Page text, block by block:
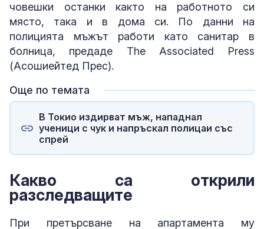
човешки останки както на работното си
място, така и в дома си. По данни на
полицията мъжът работи като санитар в
болница, предаде The Associated Press
(Асошиейтед Прес).
Още по темата
В Токио издирват мъж, нападнал
ученици с чук и напръскал полицаи със
спрей
Какво са открили
разследващите
При претърсване на апартамента му